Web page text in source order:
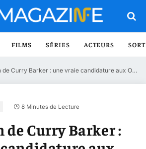
FILMS SÉRIES ACTEURS
Barker : une vraie candidature aux Oscars pour Inde Navarrette
8 Minutes de Lecture
de Curry Barker :